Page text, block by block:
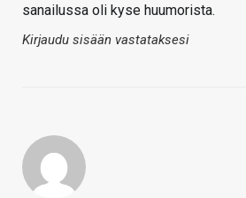
sanailussa oli kyse huumorista.
Kirjaudu sisään vastataksesi